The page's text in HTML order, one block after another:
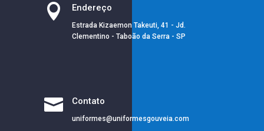
 Endereço
Estrada Kizaemon Takeuti, 41 - Jd.
Clementino - Taboão da Serra - SP
 Contato
uniformes@uniformesgouveia.com